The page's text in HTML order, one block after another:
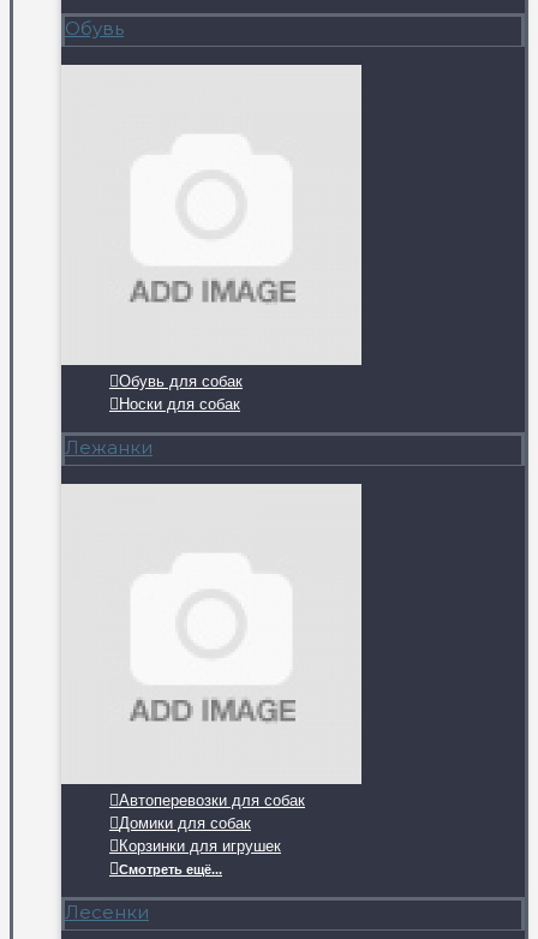
Обувь
Обувь для собак
Носки для собак
Лежанки
Автоперевозки для собак
Домики для собак
Корзинки для игрушек
Смотреть ещё...
Лесенки